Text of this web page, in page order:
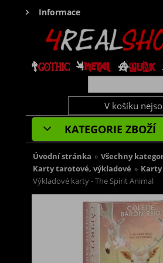
Informace
V košíku
KATEGORIE ZBOŽÍ
Úvodní stránka » Všechny
Karty tarotové, výkladové » Karty
Výkladové karty - The Spirit Animal